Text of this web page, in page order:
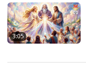
3:05